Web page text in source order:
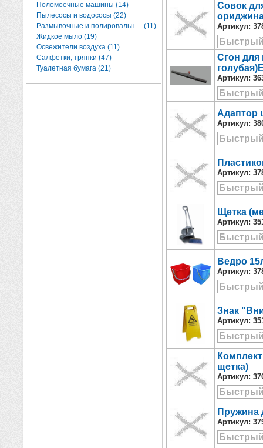
Поломоечные машины (14)
Пылесосы и водососы (22)
Размывочные и полировальн ... (11)
Жидкое мыло (19)
Освежители воздуха (11)
Салфетки, тряпки (47)
Туалетная бумага (21)
Совок
Артикул:
Сгон для
Артикул:
Адаптор
Артикул:
Артикул:
Щетка
Артикул:
Ведро
Артикул:
Знак
Артикул:
щетка)
Артикул:
Пружина
Артикул: